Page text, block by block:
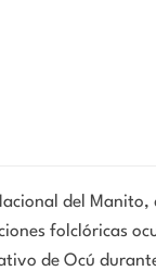
del Manito,
folclóricas
de Ocú